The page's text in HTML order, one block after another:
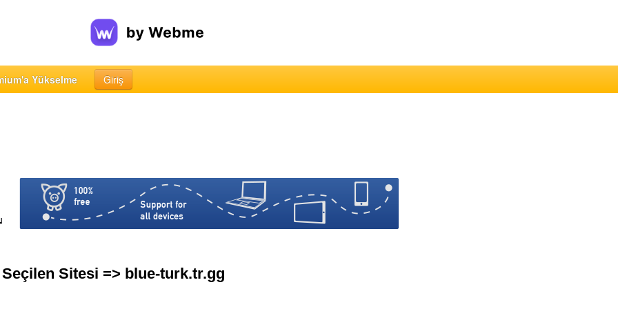
Yükselme Giriş
Sitesi => blue-turk.tr.gg